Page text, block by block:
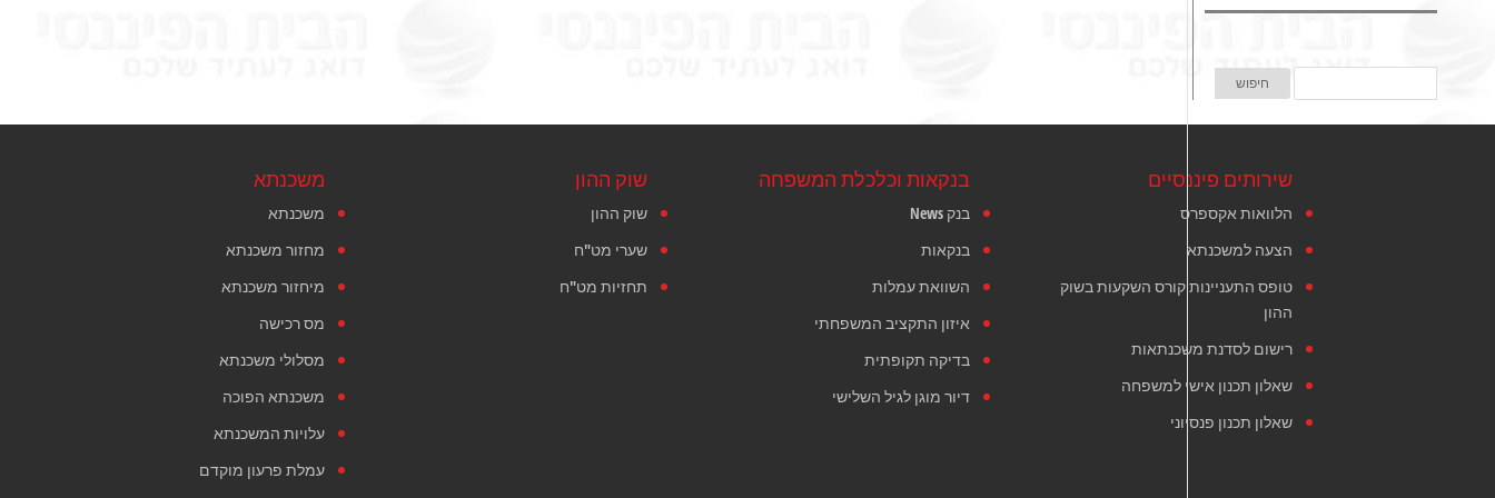
משכנתא
משכנתא
מחזור משכנתא
מיחזור משכנתא
מס רכישה
מסלולי משכנתא
משכנתא הפוכה
עלויות המשכנתא
עמלת פרעון מוקדם
שוק ההון
שוק ההון
שערי מט"ח
תחזיות מט"ח
בנקאות וכלכלת המשפחה
בנק News
בנקאות
השוואת עמלות
איזון התקציב המשפחתי
בדיקה תקופתית
דיור מוגן לגיל השלישי
שירותים פיננסיים
הלוואות אקספרס
הצעה למשכנתא
טופס התעניינות קורס השקעות בשוק
ההון
רישום לסדנת משכנתאות
שאלון תכנון אישי למשפחה
שאלון תכנון פנסיוני